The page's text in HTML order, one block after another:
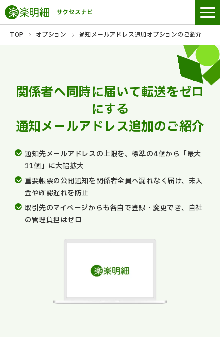
サクセスナビ
TOP オプション 通知メールアドレス追加オプションのご紹介
関係者へ同時に届いて転送をゼロ
にする
通知メールアドレス追加のご紹介
通知先メールアドレスの上限を、標準の4個から「最大
11個」に大幅拡大
重要帳票の公開通知を関係者全員へ漏れなく届け、未入
金や確認遅れを防止
取引先のマイページからも各自で登録・変更でき、自社
の管理負担はゼロ